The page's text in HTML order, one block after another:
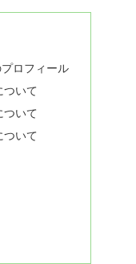
プロフィール
いて
いて
いて